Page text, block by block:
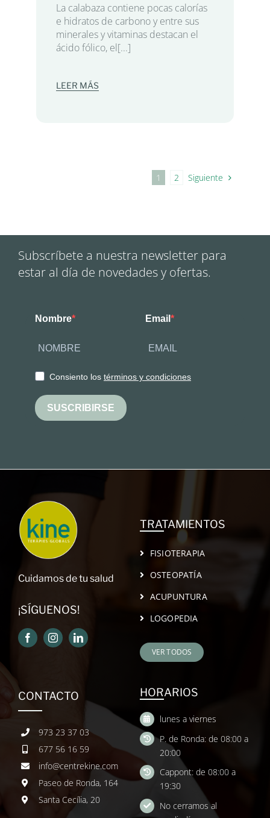
La calabaza contiene pocas calorías
e hidratos de carbono y entre sus
minerales y vitaminas destacan el
ácido fólico, el[...]
LEER MÁS
1 2 Siguiente
Subscríbete a nuestra newsletter para
estar al día de novedades y ofertas.
Nombre Email
Consiento los términos y condiciones
SUSCRIBIRSE
Cuidamos de tu salud
¡SÍGUENOS!
TRATAMIENTOS
FISIOTERAPIA
OSTEOPATÍA
ACUPUNTURA
LOGOPEDIA
VER TODOS
CONTACTO
973 23 37 03
677 56 16 59
info@centrekine.com
Paseo de Ronda, 164
Santa Cecília, 20
HORARIOS
lunes a viernes
P. de Ronda: de 08:00 a
20:00
Cappont: de 08:00 a
19:30
No cerramos al